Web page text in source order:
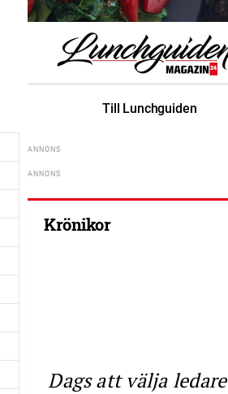
Till Lunchguiden
Krönikor
Dags att välja ledare